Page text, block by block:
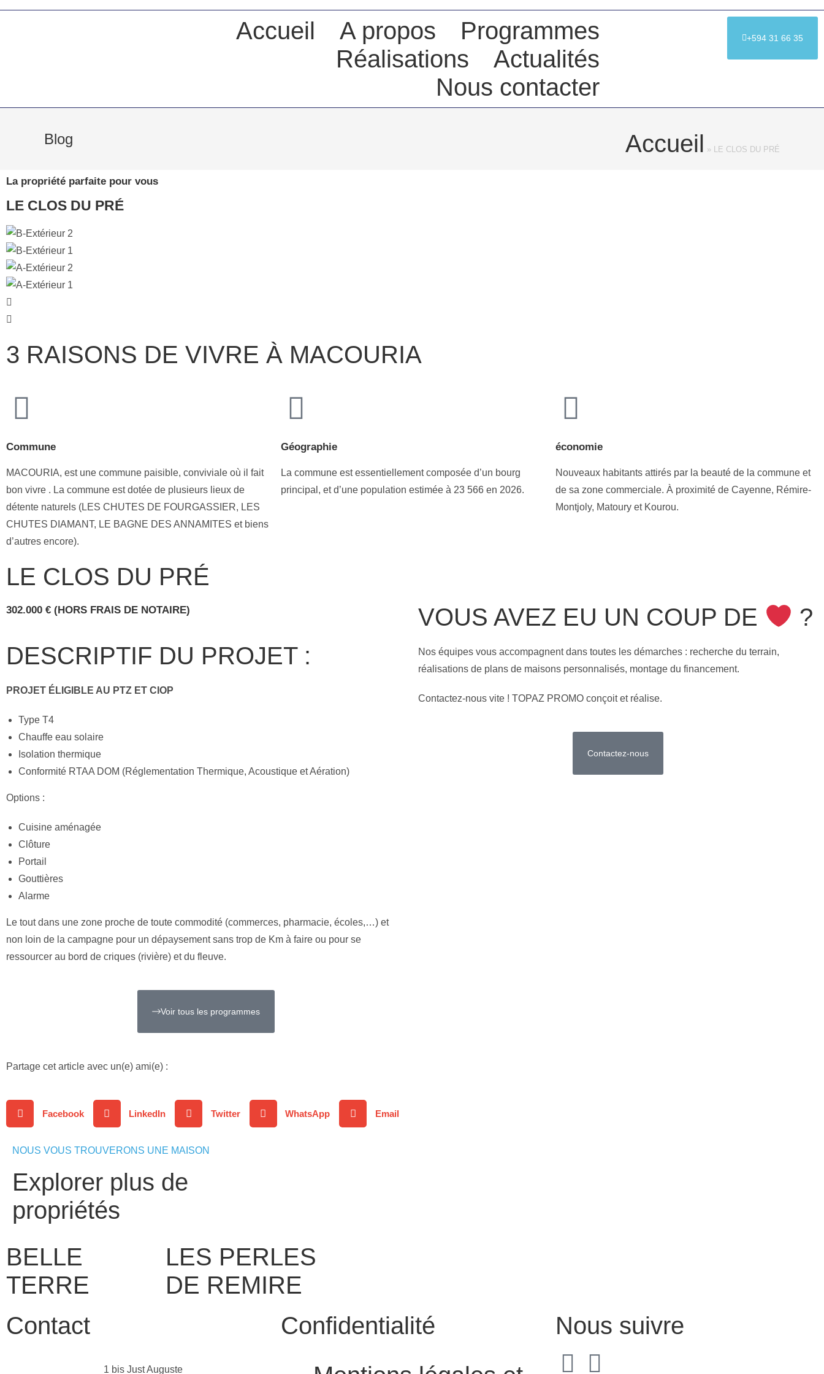
Accueil A propos
Programmes
Réalisations
Actualités
Nous contacter
+594 31 66 35
Blog Accueil » LE CLOS DU PRÉ
La propriété parfaite pour vous
LE CLOS DU PRÉ
3 RAISONS DE VIVRE À MACOURIA
Commune
MACOURIA, est une commune paisible, conviviale où il fait
bon vivre . La commune est dotée de plusieurs lieux de
détente naturels (LES CHUTES DE FOURGASSIER, LES
CHUTES DIAMANT, LE BAGNE DES ANNAMITES et biens
d’autres encore).
Géographie
La commune est essentiellement composée d’un bourg
principal, et d’une population estimée à 23 566 en 2026.
économie
Nouveaux habitants attirés par la beauté de la commune et
de sa zone commerciale. À proximité de Cayenne, Rémire-
Montjoly, Matoury et Kourou.
LE CLOS DU PRÉ
302.000 € (HORS FRAIS DE NOTAIRE)
DESCRIPTIF DU PROJET :
PROJET ÉLIGIBLE AU PTZ ET CIOP
Type T4
Chauffe eau solaire
Isolation thermique
Conformité RTAA DOM (Réglementation Thermique, Acoustique et Aération)
Options :
Cuisine aménagée
Clôture
Portail
Gouttières
Alarme
Le tout dans une zone proche de toute commodité (commerces, pharmacie, écoles,…) et
non loin de la campagne pour un dépaysement sans trop de Km à faire ou pour se
ressourcer au bord de criques (rivière) et du fleuve.
Voir tous les programmes
VOUS AVEZ EU UN COUP DE ?
Nos équipes vous accompagnent dans toutes les démarches : recherche du terrain,
réalisations de plans de maisons personnalisés, montage du financement.
Contactez-nous vite ! TOPAZ PROMO conçoit et réalise.
Contactez-nous
Partage cet article avec un(e) ami(e) :
Facebook LinkedIn Twitter WhatsApp Email
NOUS VOUS TROUVERONS UNE MAISON
Explorer plus de
propriétés
BELLE
TERRE
LES PERLES
DE REMIRE
Contact
1 bis Just Auguste
Confidentialité
Nous suivre